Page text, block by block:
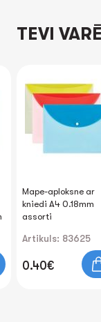
TEVI
Mape-aploksne ar
kniedi A4 0.18mm
assorti
Artikuls: 83625
0.40€